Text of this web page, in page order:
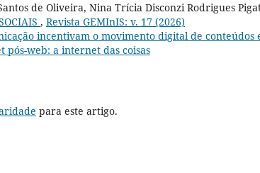
de Oliveira, Nina Trícia Disconzi Rodrigues
, Revista GEMInIS: v. 17 (2026)
incentivam o movimento digital de conteúdos
pós-web: a internet das coisas
para este artigo.